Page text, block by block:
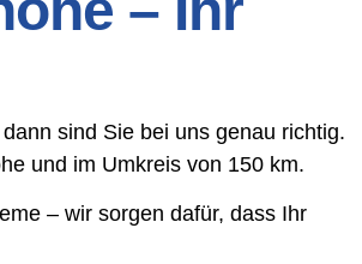
sind Sie bei uns genau richtig.
und im Umkreis von 150 km.
– wir sorgen dafür, dass Ihr